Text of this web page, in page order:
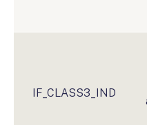
IF_CLASS3_IND